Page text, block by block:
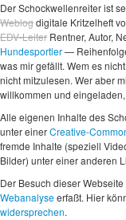
Der Schockwellenreiter ist
Weblogdigitale Kritzelheft
EDV-Leiter Rentner, Autor,
Hundesportler—
was mir gefällt. Wem es
nicht mitzulesen. Wer aber
willkommen und
Alle eigenen Inhalte des
unter einerCreative-
fremde Inhalte (speziell
Bilder) unter einer anderen
Der Besuch dieser
Webanalyseerfaßt. Hier
widersprechen.